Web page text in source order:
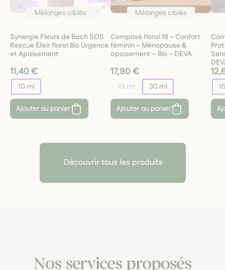
Mélanges ciblés
Synergie Fleurs de Bach SOS
Rescue Élixir floral Bio Urgence
et Apaisement
11,40 €
10 ml
Ajouter au panier
Mélanges ciblés
Composé floral 18 – Confort
féminin – Ménopause &
apaisement – Bio – DEVA
17,90 €
15 ml 30 ml
Ajouter au panier
Découvrir tous les produits
Nos services proposés